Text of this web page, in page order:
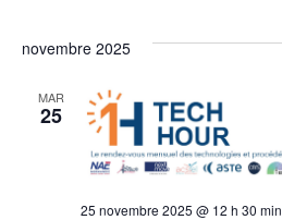
novembre 2025
MAR
25
25 novembre 2025 @ 12 h 30 min